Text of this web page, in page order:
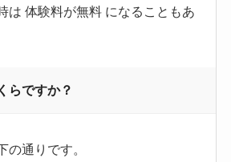
は 体験料が無料 になることもあ
らですか？
の通りです。